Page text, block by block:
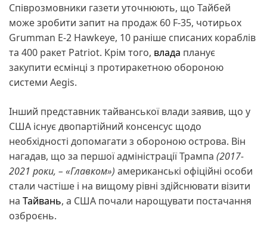
Співрозмовники газети уточнюють, що Тайбей
може зробити запит на продаж 60 F-35, чотирьох
Grumman E-2 Hawkeye, 10 раніше списаних кораблів
та 400 ракет Patriot. Крім того, влада планує
закупити есмінці з протиракетною обороною
системи Aegis.
Інший представник тайванської влади заявив, що у
США існує двопартійний консенсус щодо
необхідності допомагати з обороною острова. Він
нагадав, що за першої адміністрації Трампа (2017-
2021 роки, – «Главком») американські офіційні особи
стали частіше і на вищому рівні здійснювати візити
на Тайвань, а США почали нарощувати постачання
озброєнь.